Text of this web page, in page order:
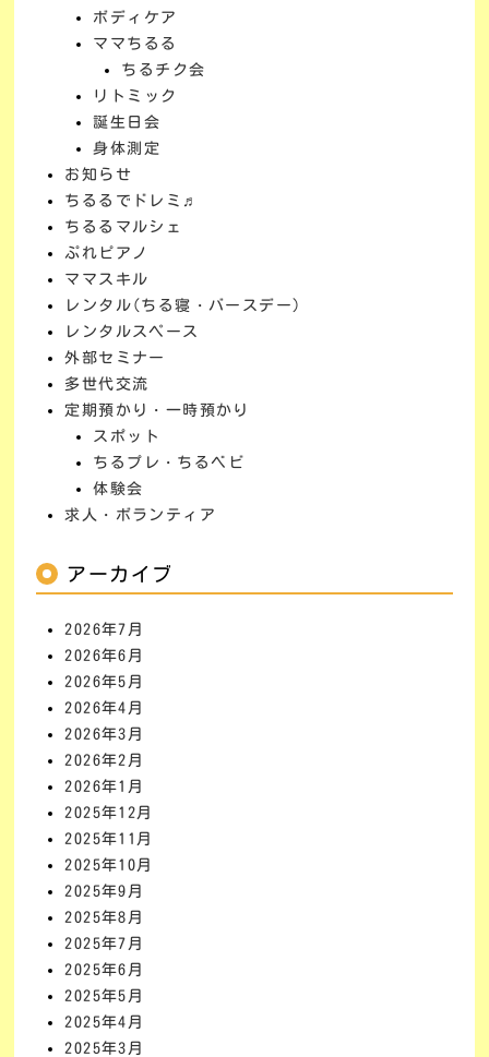
ボディケア
ママちるる
ちるチク会
リトミック
誕生日会
身体測定
お知らせ
ちるるでドレミ♬
ちるるマルシェ
ぷれピアノ
ママスキル
レンタル(ちる寝・バースデー)
レンタルスペース
外部セミナー
多世代交流
定期預かり・一時預かり
スポット
ちるプレ・ちるベビ
体験会
求人・ボランティア
アーカイブ
2026年7月
2026年6月
2026年5月
2026年4月
2026年3月
2026年2月
2026年1月
2025年12月
2025年11月
2025年10月
2025年9月
2025年8月
2025年7月
2025年6月
2025年5月
2025年4月
2025年3月